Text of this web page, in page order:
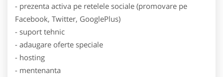
- prezenta activa pe retelele sociale (promovare pe
Facebook, Twitter, GooglePlus)
- suport tehnic
- adaugare oferte speciale
- hosting
- mentenanta